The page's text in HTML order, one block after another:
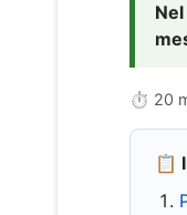
⏱ 20
📋